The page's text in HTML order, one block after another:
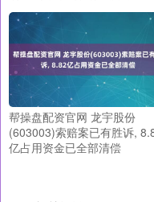
帮操盘配资官网 龙宇股份
(603003)索赔案已有胜诉,
亿占用资金已全部清偿